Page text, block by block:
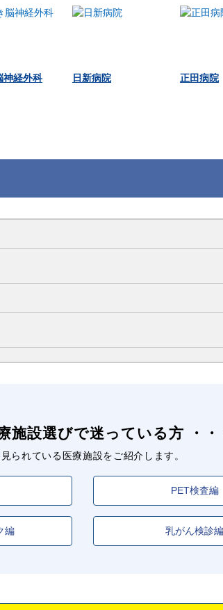
神経外科 日新病院 正田病院
施設選びで迷っている方
見られている医療施設をご紹介します。
PET検査編
編 乳がん検診編